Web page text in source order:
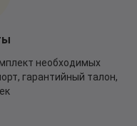
необходимых
гарантийный талон,